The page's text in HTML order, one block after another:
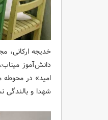
خدیجه ارکانی،
دانش‌آموز
امید» در محوطه
شهدا و بالندگی